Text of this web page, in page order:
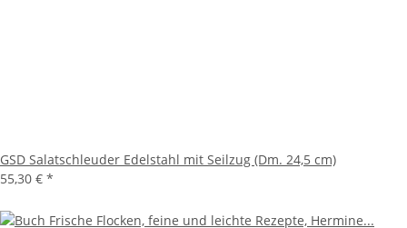
GSD Salatschleuder Edelstahl mit Seilzug (Dm. 24,5 cm)
55,30 € *